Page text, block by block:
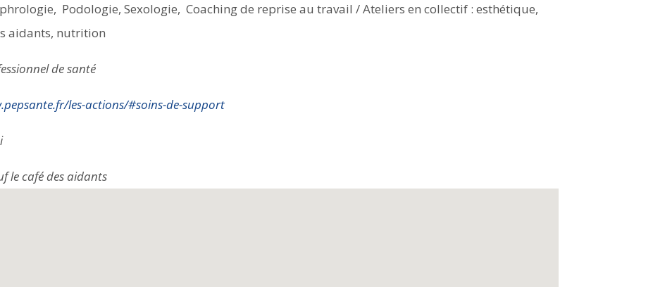
Podologie, Sexologie, Coaching de reprise au travail / Ateliers en collectif : esthétique,
aidants, nutrition
de santé
les-actions/#soins-de-support
le café des aidants